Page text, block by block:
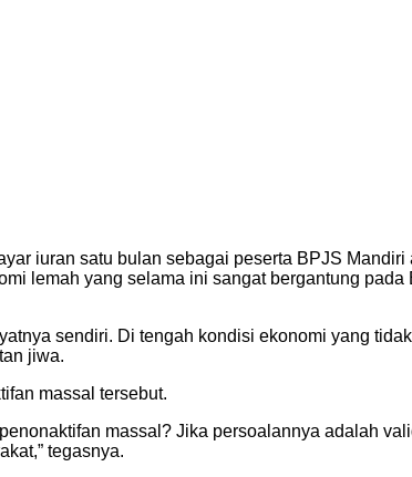
iuran satu bulan sebagai peserta BPJS
lemah yang selama ini sangat bergantung pada
sendiri. Di tengah kondisi ekonomi yang
jiwa.
massal tersebut.
massal? Jika persoalannya adalah
tegasnya.